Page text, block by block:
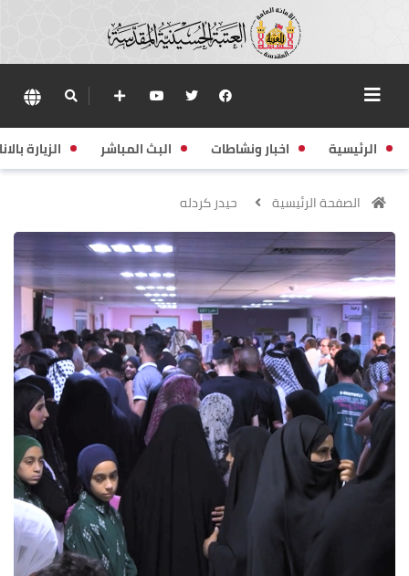
الرئيسية اخبار ونشاطات البث المباشر الزيارة
الصفحة الرئيسية حيدر كردله